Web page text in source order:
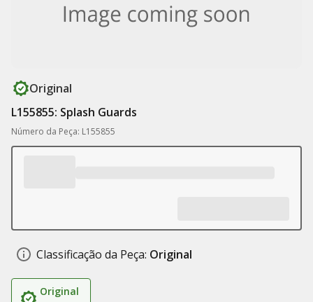
Original
L155855: Splash Guards
Número da Peça: L155855
Classificação da Peça: Original
Original